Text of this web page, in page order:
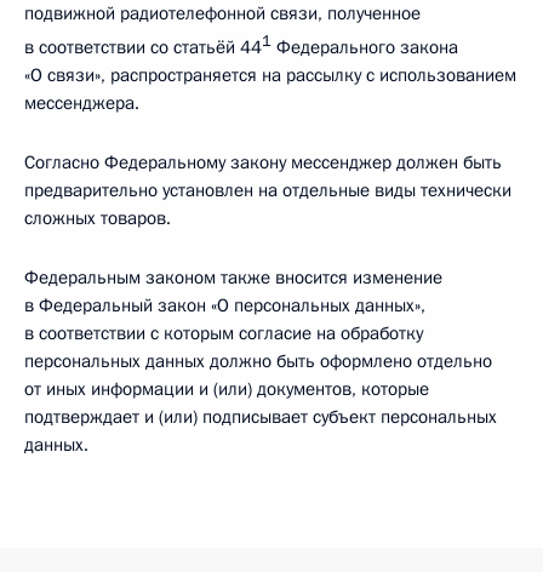
подвижной радиотелефонной связи, полученное
в соответствии со статьёй 441 Федерального закона
«О связи», распространяется на рассылку с использованием
мессенджера.
Согласно Федеральному закону мессенджер должен быть
предварительно установлен на отдельные виды технически
сложных товаров.
Федеральным законом также вносится изменение
в Федеральный закон «О персональных данных»,
в соответствии с которым согласие на обработку
персональных данных должно быть оформлено отдельно
от иных информации и (или) документов, которые
подтверждает и (или) подписывает субъект персональных
данных.